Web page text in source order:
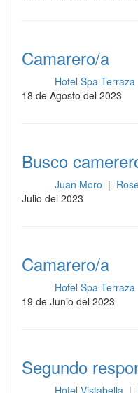
Camarero/a
Hotel Spa Terraza
18 de Agosto del 2023
Busco
Juan Moro |
Julio del 2023
Camarero/a
Hotel Spa Terraza
19 de Junio del 2023
Segundo
Hotel Vistabella |